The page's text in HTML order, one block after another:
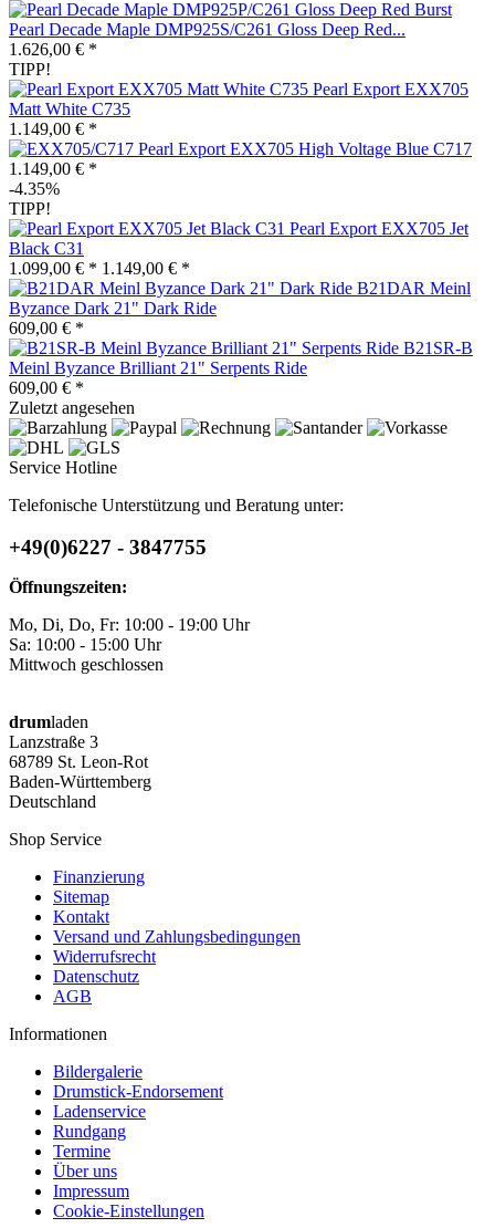
Pearl Decade Maple DMP925S/C261 Gloss Deep Red...
1.626,00 € *
TIPP!
Pearl Export EXX705
Matt White C735
1.149,00 € *
Pearl Export EXX705 High Voltage Blue C717
1.149,00 € *
-4.35%
TIPP!
Pearl Export EXX705 Jet
Black C31
1.099,00 € * 1.149,00 € *
B21DAR Meinl
Byzance Dark 21" Dark Ride
609,00 € *
B21SR-B
Meinl Byzance Brilliant 21" Serpents Ride
609,00 € *
Zuletzt angesehen
Service Hotline
Telefonische Unterstützung und Beratung unter:
+49(0)6227 - 3847755
Öffnungszeiten:
Mo, Di, Do, Fr: 10:00 - 19:00 Uhr
Sa: 10:00 - 15:00 Uhr
Mittwoch geschlossen
drumladen
Lanzstraße 3
68789 St. Leon-Rot
Baden-Württemberg
Deutschland
Shop Service
Finanzierung
Sitemap
Kontakt
Versand und Zahlungsbedingungen
Widerrufsrecht
Datenschutz
AGB
Informationen
Bildergalerie
Drumstick-Endorsement
Ladenservice
Rundgang
Termine
Über uns
Impressum
Cookie-Einstellungen